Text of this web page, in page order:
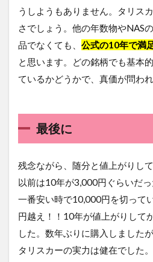
うしようもありません。タリス
さでしょう。他の年数物やNAS
品でなくても、 公式の10年で満
と思います。どの銘柄でも基本
ているかどうかで、真価が問われ
最後に
残念ながら、随分と値上がりし
以前は10年が3,000円ぐらいだ
一番安い時で10,000円を切って
円越え！！10年が値上がりして
した。数年ぶりに購入しました
タリスカーの実力は健在でした